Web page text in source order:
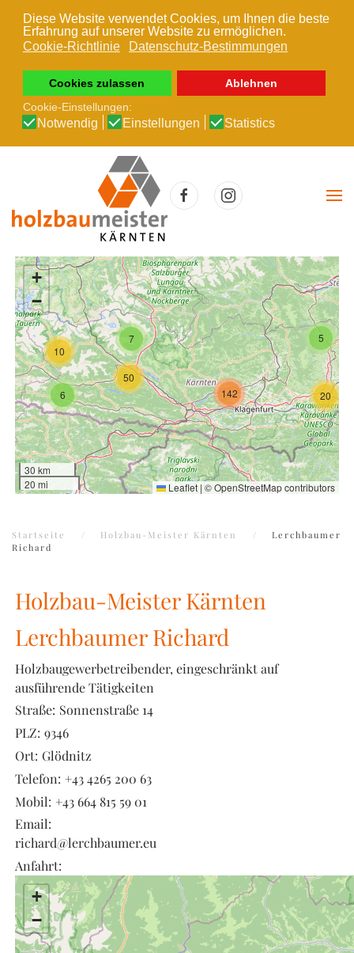
Diese Website verwendet Cookies, um Ihnen die beste
Erfahrung auf unserer Website zu ermöglichen.
Cookie-Richtlinie
Datenschutz-Bestimmungen
Cookies zulassen
Ablehnen
Cookie-Einstellungen:
Notwendig Einstellungen Statistics
Zum Hauptinhalt springen
10
6
5
20
7
50
142
+
−
30 km
20 mi
Leaflet | ©OpenStreetMapcontributors
Startseite Holzbau-Meister Kärnten
Lerchbaumer
Richard
Holzbau-Meister Kärnten
Lerchbaumer Richard
Holzbaugewerbetreibender, eingeschränkt auf
ausführende Tätigkeiten
Straße: Sonnenstraße 14
PLZ: 9346
Ort: Glödnitz
Telefon: +43 4265 200 63
Mobil: +43 664 815 59 01
Email:
richard@lerchbaumer.eu
Anfahrt:
+
−